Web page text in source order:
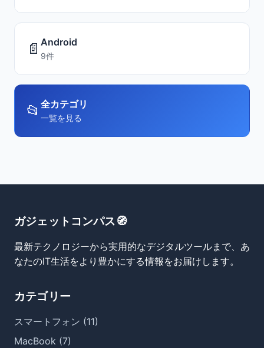
📄 Android
9件
📂 全カテゴリ
一覧を見る
ガジェットコンパス🧭
最新テクノロジーから実用的なデジタルツールまで、あ
なたのIT生活をより豊かにする情報をお届けします。
カテゴリー
スマートフォン (11)
MacBook (7)